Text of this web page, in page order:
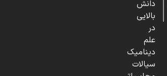
دانش
بالایی
در
علم
دینامیک
سیالات